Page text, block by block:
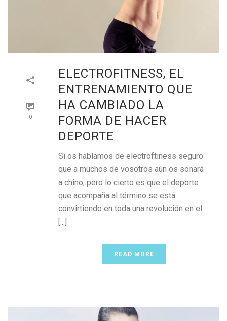
0
ELECTROFITNESS, EL
ENTRENAMIENTO QUE
HA CAMBIADO LA
FORMA DE HACER
DEPORTE
Si os hablamos de electroftiness seguro
que a muchos de vosotros aún os sonará
a chino, pero lo cierto es que el deporte
que acompaña al término se está
convirtiendo en toda una revolución en el
[...]
READ MORE